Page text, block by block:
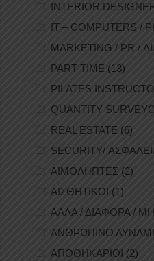
INTERIOR
IT – COMPUTERS /
MARKETING / PR /
PART-TIME (13)
PILATES
QUANTITY
REAL ESTATE (6)
SECURITY/
ΑΙΜΟΛΗΠΤΕΣ (2)
ΑΙΣΘΗΤΙΚΟΙ (1)
ΑΛΛΑ / ΔΙΑΦΟΡΑ /
ΑΝΘΡΩΠΙΝΟ
ΑΠΟΘΗΚΑΡΙΟΙ (2)